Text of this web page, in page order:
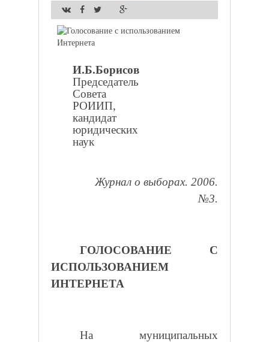
И.Б.Борисов
Председатель
Совета
РОИИП,
кандидат
юридических
наук
Журнал о выборах. 2006.
№3.
ГОЛОСОВАНИЕ С
ИСПОЛЬЗОВАНИЕМ
ИНТЕРНЕТА
На муниципальных